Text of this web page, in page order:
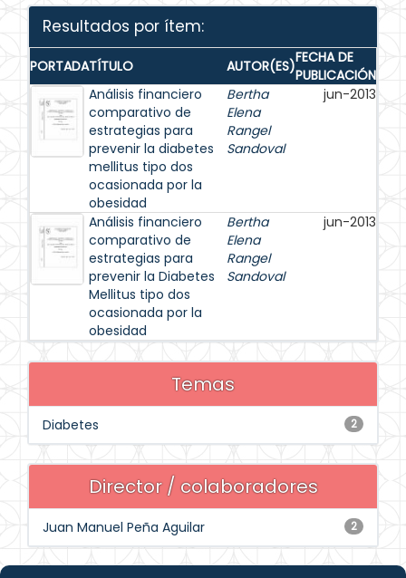
Resultados por ítem:
PORTADATÍTULO AUTOR(ES)FECHA DE
PUBLICACIÓN
Análisis financiero
comparativo de
estrategias para
prevenir la diabetes
mellitus tipo dos
ocasionada por la
obesidad
Bertha
Elena
Rangel
Sandoval
jun-2013
Análisis financiero
comparativo de
estrategias para
prevenir la Diabetes
Mellitus tipo dos
ocasionada por la
obesidad
Bertha
Elena
Rangel
Sandoval
jun-2013
Temas
2
Diabetes
Director / colaboradores
2
Juan Manuel Peña Aguilar